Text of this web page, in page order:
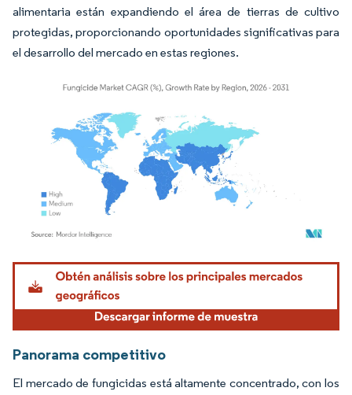
alimentaria están expandiendo el área de tierras de cultivo
protegidas, proporcionando oportunidades significativas para
el desarrollo del mercado en estas regiones.
Imagen © Mordor Intelligence. El uso requiere atribución según CC BY 4.0.
Panorama competitivo
El mercado de fungicidas está altamente concentrado, con los